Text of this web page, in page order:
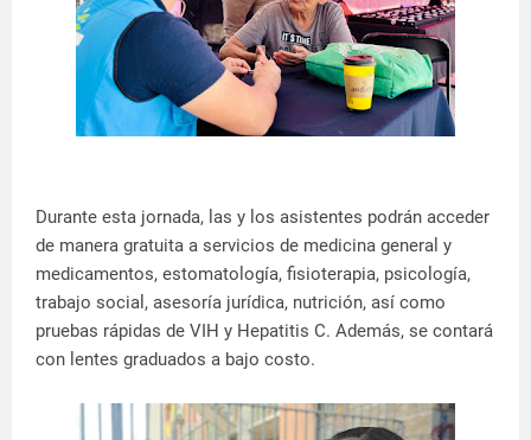
Durante esta jornada, las y los asistentes podrán acceder
de manera gratuita a servicios de medicina general y
medicamentos, estomatología, fisioterapia, psicología,
trabajo social, asesoría jurídica, nutrición, así como
pruebas rápidas de VIH y Hepatitis C. Además, se contará
con lentes graduados a bajo costo.